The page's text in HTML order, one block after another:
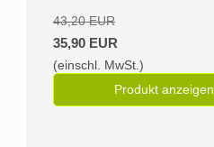
43,20 EUR
35,90 EUR
(einschl. MwSt.)
Produkt anzeigen